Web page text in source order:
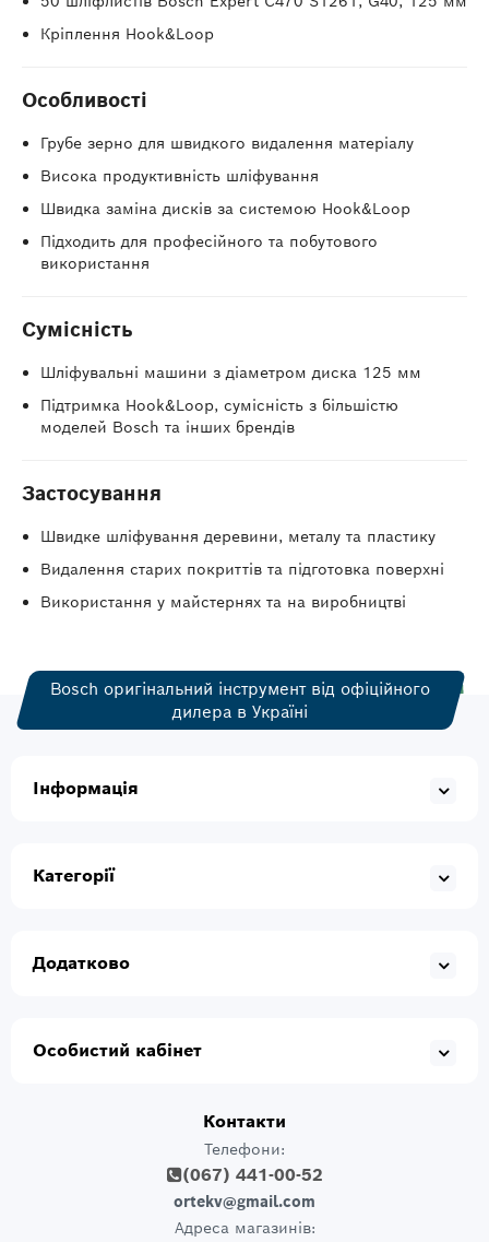
Кріплення Hook&Loop
Особливості
Грубе зерно для швидкого видалення матеріалу
Висока продуктивність шліфування
Швидка заміна дисків за системою Hook&Loop
Підходить для професійного та побутового
використання
Сумісність
Шліфувальні машини з діаметром диска 125 мм
Підтримка Hook&Loop, сумісність з більшістю
моделей Bosch та інших брендів
Застосування
Швидке шліфування деревини, металу та пластику
Видалення старих покриттів та підготовка поверхні
Використання у майстернях та на виробництві
Bosch оригінальний інструмент від офіційного
дилера в Україні
Інформація
Категорії
Додатково
Особистий кабінет
Контакти
Телефони:
(067) 441-00-52
ortekv@gmail.com
Адреса магазинів: